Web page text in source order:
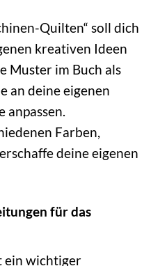
Quilten“ soll dich
kreativen Ideen
Muster im Buch als
an deine eigenen
Farben,
deine eigenen
für das
ein wichtiger